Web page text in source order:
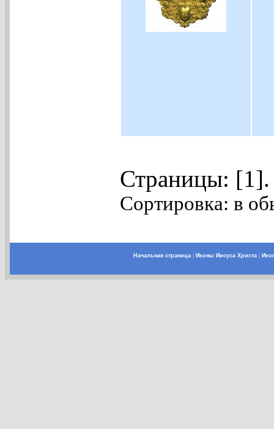
Страницы:
Сортировка: в
Начальная страница| Иконы Иисуса Христа|